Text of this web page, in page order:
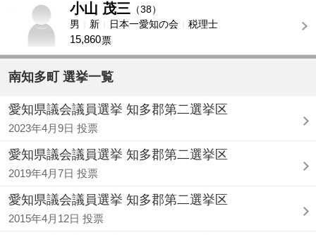
小山 茂三 （38）
男
新 日本一愛知の会 税理士
15,860票
南知多町 選挙一覧
愛知県議会議員選挙 知多郡第二選挙区
2023年4月9日 投票
愛知県議会議員選挙 知多郡第二選挙区
2019年4月7日 投票
愛知県議会議員選挙 知多郡第二選挙区
2015年4月12日 投票